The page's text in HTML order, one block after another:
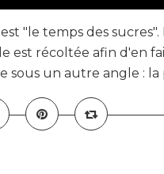
"le temps des sucres".
est récoltée afin d'en
un autre angle : la